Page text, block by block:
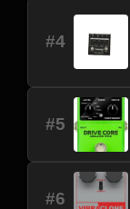
#4
#5
#6